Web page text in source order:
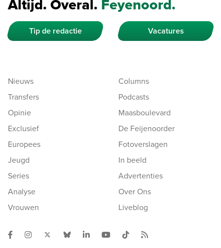
Altijd. Overal. Feyenoord.
Tip de redactie Vacatures
Nieuws
Transfers
Opinie
Exclusief
Europees
Jeugd
Series
Analyse
Vrouwen
Columns
Podcasts
Maasboulevard
De Feijenoorder
Fotoverslagen
In beeld
Advertenties
Over Ons
Liveblog